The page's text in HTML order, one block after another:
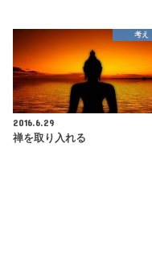
考え
2016.6.29
禅を取り入れる